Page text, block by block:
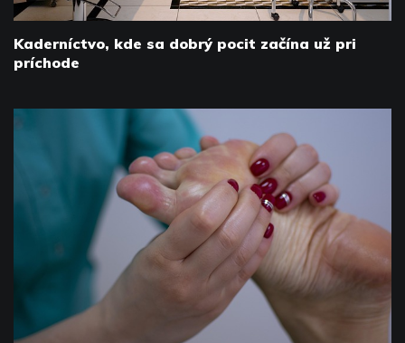
Kaderníctvo, kde sa dobrý pocit začína už pri
príchode